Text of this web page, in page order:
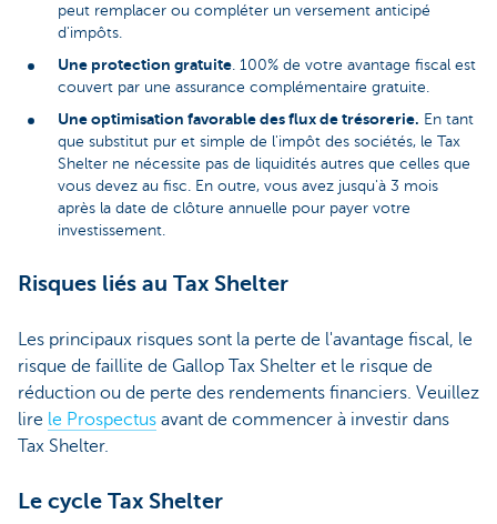
peut remplacer ou compléter un versement anticipé
d'impôts.
Une protection gratuite . 100% de votre avantage fiscal est
couvert par une assurance complémentaire gratuite.
Une optimisation favorable des flux de trésorerie. En tant
que substitut pur et simple de l'impôt des sociétés, le Tax
Shelter ne nécessite pas de liquidités autres que celles que
vous devez au fisc. En outre, vous avez jusqu'à 3 mois
après la date de clôture annuelle pour payer votre
investissement.
Risques liés au Tax Shelter
Les principaux risques sont la perte de l'avantage fiscal, le
risque de faillite de Gallop Tax Shelter et le risque de
réduction ou de perte des rendements financiers. Veuillez
lire le Prospectus avant de commencer à investir dans
Tax Shelter.
Le cycle Tax Shelter